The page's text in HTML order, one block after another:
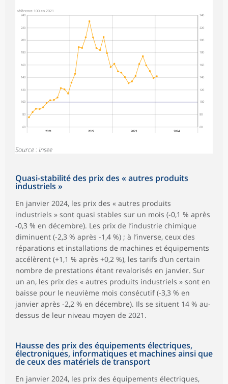
100
120
140
160
180
200
220
240
80
60 60
80
100
120
140
160
180
200
220
240
référence 100 en 2021
2021 2022 2023 2024
Source : Insee
Quasi-stabilité des prix des « autres produits
industriels »
En janvier 2024, les prix des « autres produits
industriels » sont quasi stables sur un mois (-0,1 % après
-0,3 % en décembre). Les prix de l’industrie chimique
diminuent (-2,3 % après -1,4 %) ; à l’inverse, ceux des
réparations et installations de machines et équipements
accélèrent (+1,1 % après +0,2 %), les tarifs d’un certain
nombre de prestations étant revalorisés en janvier. Sur
un an, les prix des « autres produits industriels » sont en
baisse pour le neuvième mois consécutif (-3,3 % en
janvier après -2,2 % en décembre). Ils se situent 14 % au-
dessus de leur niveau moyen de 2021.
Hausse des prix des équipements électriques,
électroniques, informatiques et machines ainsi que
de ceux des matériels de transport
En janvier 2024, les prix des équipements électriques,